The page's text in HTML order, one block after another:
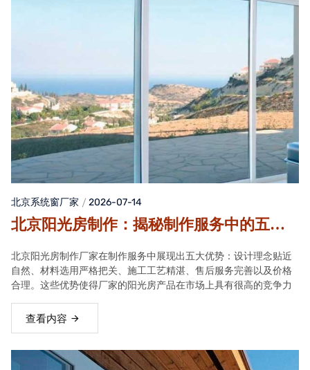
北京系统窗厂家 2026-07-14
北京阳光房制作：揭秘制作服务中的五大
北京阳光房制作厂家在制作服务中展现出五大优势：设计理念贴近
自然、材料选用严格把关、施工工艺精湛、售后服务完善以及价格
合理。这些优势使得厂家的阳光房产品在市场上具有很高的竞争力
查看内容